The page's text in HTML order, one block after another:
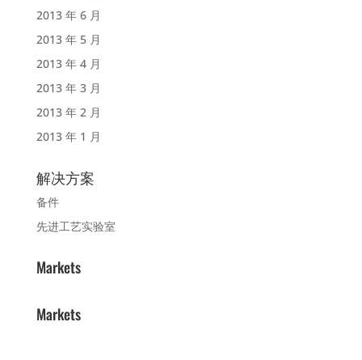
2013 年 6 月
2013 年 5 月
2013 年 4 月
2013 年 3 月
2013 年 2 月
2013 年 1 月
解决方案
备件
先进工艺实验室
Markets
Markets